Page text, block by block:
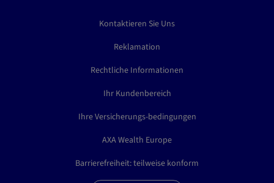
Kontaktieren Sie Uns
Reklamation
Rechtliche Informationen
Ihr Kundenbereich
Ihre Versicherungs-bedingungen
AXA Wealth Europe
Barrierefreiheit: teilweise konform